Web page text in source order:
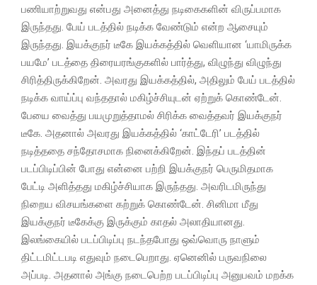
பணியாற்றுவது என்பது அனைத்து நடிகைகளின் விருப்பமாக
இருந்தது. பேய் படத்தில் நடிக்க வேண்டும் என்ற ஆசையும்
இருந்தது. இயக்குநர் டீகே இயக்கத்தில் வெளியான ‘யாமிருக்க
பயமே’ படத்தை திரையரங்குகளில் பார்த்து, விழுந்து விழுந்து
சிரித்திருக்கிறேன். அவரது இயக்கத்தில், அதிலும் பேய் படத்தில்
நடிக்க வாய்ப்பு வந்ததால் மகிழ்ச்சியுடன் ஏற்றுக் கொண்டேன்.
பேயை வைத்து பயமுறுத்தாமல் சிரிக்க வைத்தவர் இயக்குநர்
டீகே. அதனால் அவரது இயக்கத்தில் ‘காட்டேரி’ படத்தில்
நடித்ததை சந்தோசமாக நினைக்கிறேன். இந்தப் படத்தின்
படப்பிடிப்பின் போது என்னை பற்றி இயக்குநர் பெருமிதமாக
பேட்டி அளித்தது மகிழ்ச்சியாக இருந்தது. அவரிடமிருந்து
நிறைய விசயங்களை கற்றுக் கொண்டேன். சினிமா மீது
இயக்குநர் டீகேக்கு இருக்கும் காதல் அலாதியானது.
இலங்கையில் படப்பிடிப்பு நடந்தபோது ஒவ்வொரு நாளும்
திட்டமிட்டபடி எதுவும் நடைபெறாது. ஏனெனில் பருவநிலை
அப்படி. அதனால் அங்கு நடைபெற்ற படப்பிடிப்பு அனுபவம் மறக்க